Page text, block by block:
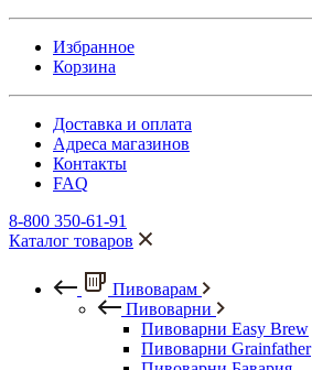
Избранное
Корзина
Доставка и оплата
Адреса магазинов
Контакты
FAQ
8-800 350-61-91
Каталог товаров
Пивоварам
Пивоварни
Пивоварни Easy Brew
Пивоварни Grainfather